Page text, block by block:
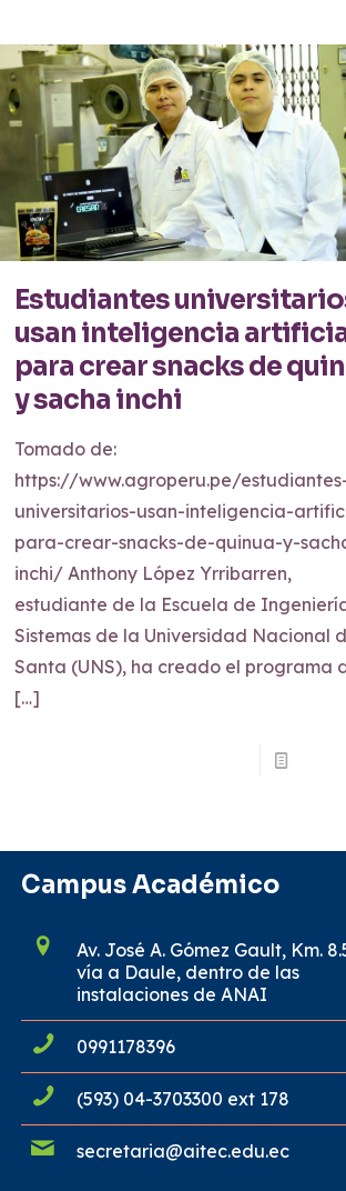
Estudiantes
usan inteligencia
para crear snacks de
y sacha inchi
Tomado de:
https://www.agroperu.pe/
universitarios-usan-inteligencia-
para-crear-snacks-de-quinua-y-
inchi/ Anthony López Yrribarren,
estudiante de la Escuela de
Sistemas de la Universidad Nacional
Santa (UNS), ha creado el programa
[…]
Campus Académico
Av. José A. Gómez Gault, Km.
vía a Daule, dentro de las
instalaciones de ANAI
0991178396
(593) 04-3703300 ext 178
secretaria@aitec.edu.ec